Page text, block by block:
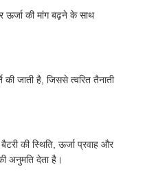
की मांग बढ़ने के साथ
की जाती है, जिससे त्वरित तैनाती
की स्थिति, ऊर्जा प्रवाह और
अनुमति देता है।